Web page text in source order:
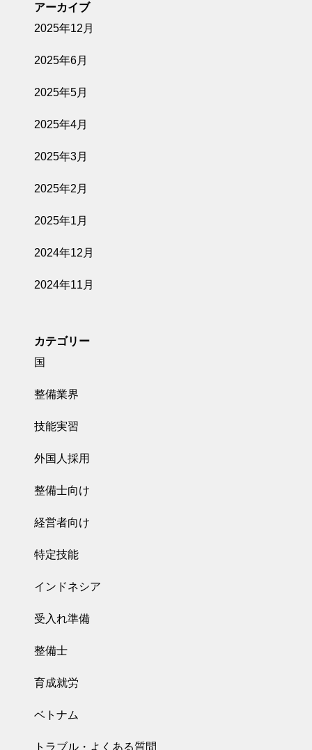
アーカイブ
2025年12月
2025年6月
2025年5月
2025年4月
2025年3月
2025年2月
2025年1月
2024年12月
2024年11月
カテゴリー
国
整備業界
技能実習
外国人採用
整備士向け
経営者向け
特定技能
インドネシア
受入れ準備
整備士
育成就労
ベトナム
トラブル・よくある質問